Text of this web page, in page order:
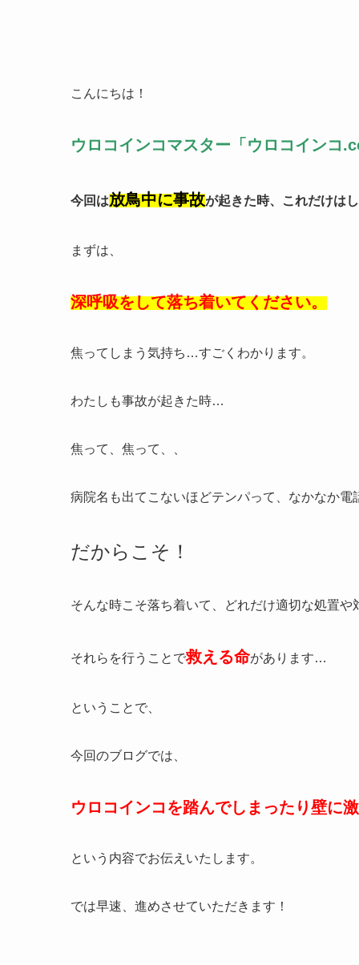
こんにちは！
ウロコインコマスター「ウロコインコ
今回は放鳥中に事故が起きた時、これだけは
まずは、
深呼吸をして落ち着いてください。
焦ってしまう気持ち…すごくわかります。
わたしも事故が起きた時…
焦って、焦って、、
病院名も出てこないほどテンパって、なかなか
だからこそ！
そんな時こそ落ち着いて、どれだけ適切な処置や
それらを行うことで救える命があります…
ということで、
今回のブログでは、
ウロコインコを踏んでしまったり壁に
という内容でお伝えいたします。
では早速、進めさせていただきます！